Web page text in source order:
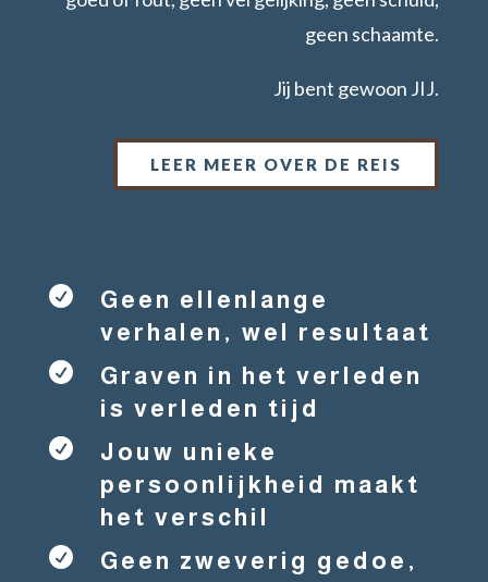
geen schaamte.
Jij bent gewoon JIJ.
LEER MEER OVER DE REIS

Geen ellenlange
verhalen, wel resultaat

Graven in het verleden
is verleden tijd

Jouw unieke
persoonlijkheid maakt
het verschil

Geen zweverig gedoe,